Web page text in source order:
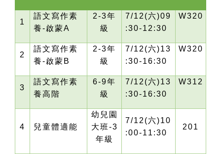
1
語文寫作素
養-啟蒙A
2-3年
級
7/12(六)09
:30-12:30
W320
2
語文寫作素
養-啟蒙B
2-3年
級
7/12(六)13
:30-16:30
W320
3
語文寫作素
養高階
6-9年
級
7/12(六)13
:30-16:30
W312
4 兒童體適能
幼兒園
大班-3
年級
7/12(六)10
:00-11:30
201